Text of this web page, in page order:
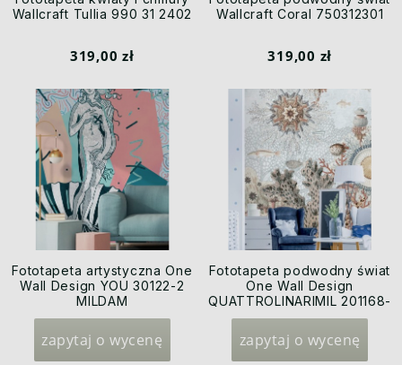
Wallcraft Tullia 990 31 2402
319,00 zł
Wallcraft Coral 750312301
319,00 zł
Fototapeta artystyczna One
Wall Design YOU 30122-2
MILDAM
zapytaj o wycenę
Fototapeta podwodny świat
One Wall Design
QUATTROLINARIMIL 201168-
1
zapytaj o wycenę